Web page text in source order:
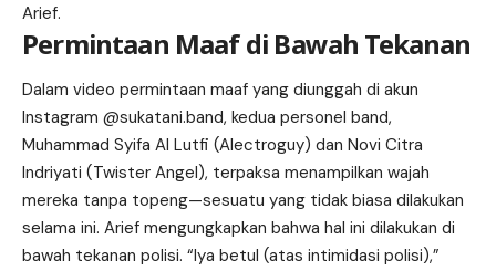
Arief.
Permintaan Maaf di Bawah Tekanan
Dalam video permintaan maaf yang diunggah di akun
Instagram @sukatani.band, kedua personel band,
Muhammad Syifa Al Lutfi (Alectroguy) dan Novi Citra
Indriyati (Twister Angel), terpaksa menampilkan wajah
mereka tanpa topeng—sesuatu yang tidak biasa dilakukan
selama ini. Arief mengungkapkan bahwa hal ini dilakukan di
bawah tekanan polisi. “Iya betul (atas intimidasi polisi),”